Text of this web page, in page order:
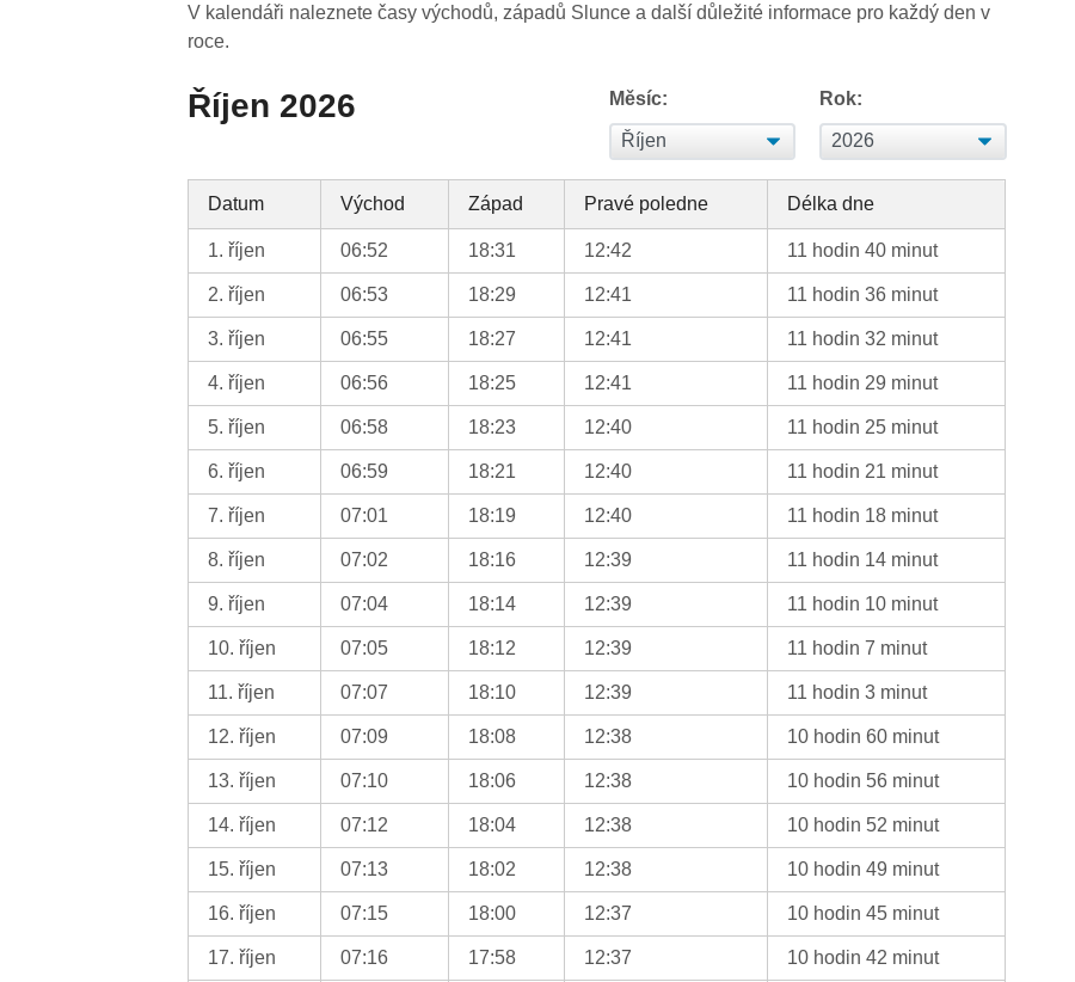
V kalendáři naleznete časy východů, západů Slunce a další důležité informace pro každý den v
roce.
Říjen 2026 Měsíc: Rok:
Datum Východ Západ Pravé poledne Délka dne
1. říjen 06:52 18:31 12:42 11 hodin 40 minut
2. říjen 06:53 18:29 12:41 11 hodin 36 minut
3. říjen 06:55 18:27 12:41 11 hodin 32 minut
4. říjen 06:56 18:25 12:41 11 hodin 29 minut
5. říjen 06:58 18:23 12:40 11 hodin 25 minut
6. říjen 06:59 18:21 12:40 11 hodin 21 minut
7. říjen 07:01 18:19 12:40 11 hodin 18 minut
8. říjen 07:02 18:16 12:39 11 hodin 14 minut
9. říjen 07:04 18:14 12:39 11 hodin 10 minut
10. říjen 07:05 18:12 12:39 11 hodin 7 minut
11. říjen 07:07 18:10 12:39 11 hodin 3 minut
12. říjen 07:09 18:08 12:38 10 hodin 60 minut
13. říjen 07:10 18:06 12:38 10 hodin 56 minut
14. říjen 07:12 18:04 12:38 10 hodin 52 minut
15. říjen 07:13 18:02 12:38 10 hodin 49 minut
16. říjen 07:15 18:00 12:37 10 hodin 45 minut
17. říjen 07:16 17:58 12:37 10 hodin 42 minut